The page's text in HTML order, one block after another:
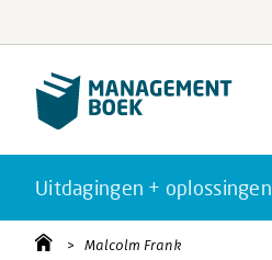
Uitdagingen + oplossingen
Malcolm Frank